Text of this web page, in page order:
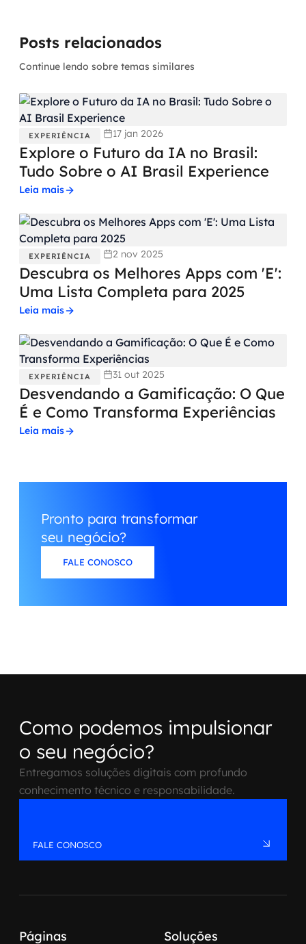
Posts relacionados
Continue lendo sobre temas similares
EXPERIÊNCIA 17 jan 2026
Explore o Futuro da IA no Brasil:
Tudo Sobre o AI Brasil Experience
Leia mais
EXPERIÊNCIA 2 nov 2025
Descubra os Melhores Apps com 'E':
Uma Lista Completa para 2025
Leia mais
EXPERIÊNCIA 31 out 2025
Desvendando a Gamificação: O Que
É e Como Transforma Experiências
Leia mais
Pronto para transformar
seu negócio?
FALE CONOSCO
Como podemos impulsionar
o seu negócio?
Entregamos soluções digitais com profundo
conhecimento técnico e responsabilidade.
FALE CONOSCO
Páginas Soluções